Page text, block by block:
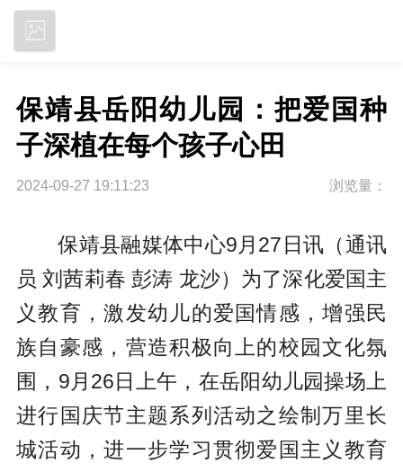
保靖县岳阳幼儿园：把爱国种
子深植在每个孩子心田
2024-09-27 19:11:23 浏览量：
保靖县融媒体中心9月27日讯（通讯
员 刘茜莉春 彭涛 龙沙）为了深化爱国主
义教育，激发幼儿的爱国情感，增强民
族自豪感，营造积极向上的校园文化氛
围，9月26日上午，在岳阳幼儿园操场上
进行国庆节主题系列活动之绘制万里长
城活动，进一步学习贯彻爱国主义教育